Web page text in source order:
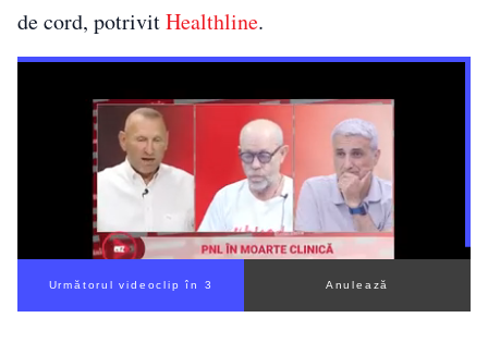
de cord, potrivitHealthline.
Următorul videoclip în 2 Anulează